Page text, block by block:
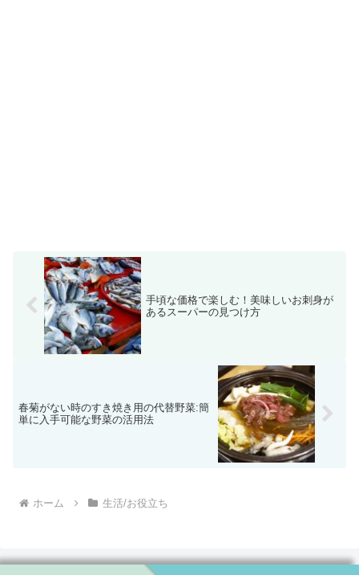
手頃な価格で楽しむ！美味しいお刺身が
あるスーパーの見つけ方
春菊がない時のすき焼き用の代替野菜:簡
単に入手可能な野菜の活用法
ホーム 生活/お役立ち